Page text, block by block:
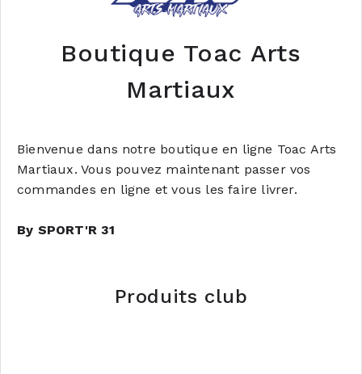
Boutique Toac Arts
Martiaux
Bienvenue dans notre boutique en ligne Toac Arts
Martiaux. Vous pouvez maintenant passer vos
commandes en ligne et vous les faire livrer.
By SPORT'R 31
Produits club